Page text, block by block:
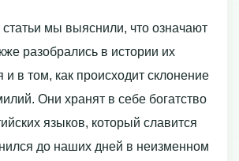
мы выяснили, что означают
разобрались в истории их
и в том, как происходит склонение
Они хранят в себе богатство
языков, который славится
до наших дней в неизменном